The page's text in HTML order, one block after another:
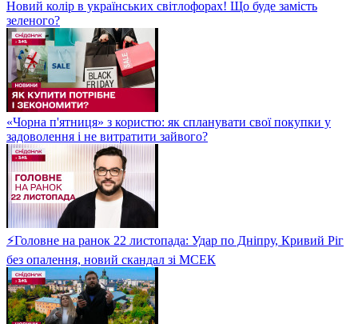
Новий колір в українських світлофорах! Що буде замість
зеленого?
«Чорна п'ятниця» з користю: як спланувати свої покупки у
задоволення і не витратити зайвого?
⚡Головне на ранок 22 листопада: Удар по Дніпру, Кривий Ріг
без опалення, новий скандал зі МСЕК